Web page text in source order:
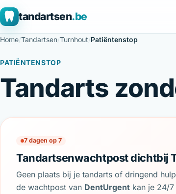
tandartsen.be
Home/Tandartsen/Turnhout/Patiëntenstop
PATIËNTENSTOP
Tandarts
7 dagen op 7
Tandartsenwachtpost dichtbij
Geen plaats bij je tandarts of dringend
de wachtpost van DentUrgent kan je 24/